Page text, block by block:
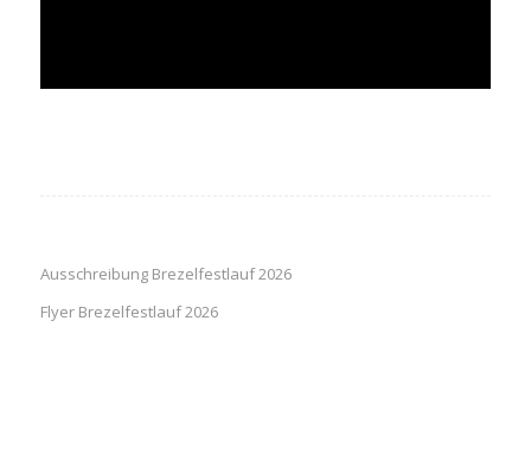
Ausschreibung Brezelfestlauf 2026
Flyer Brezelfestlauf 2026